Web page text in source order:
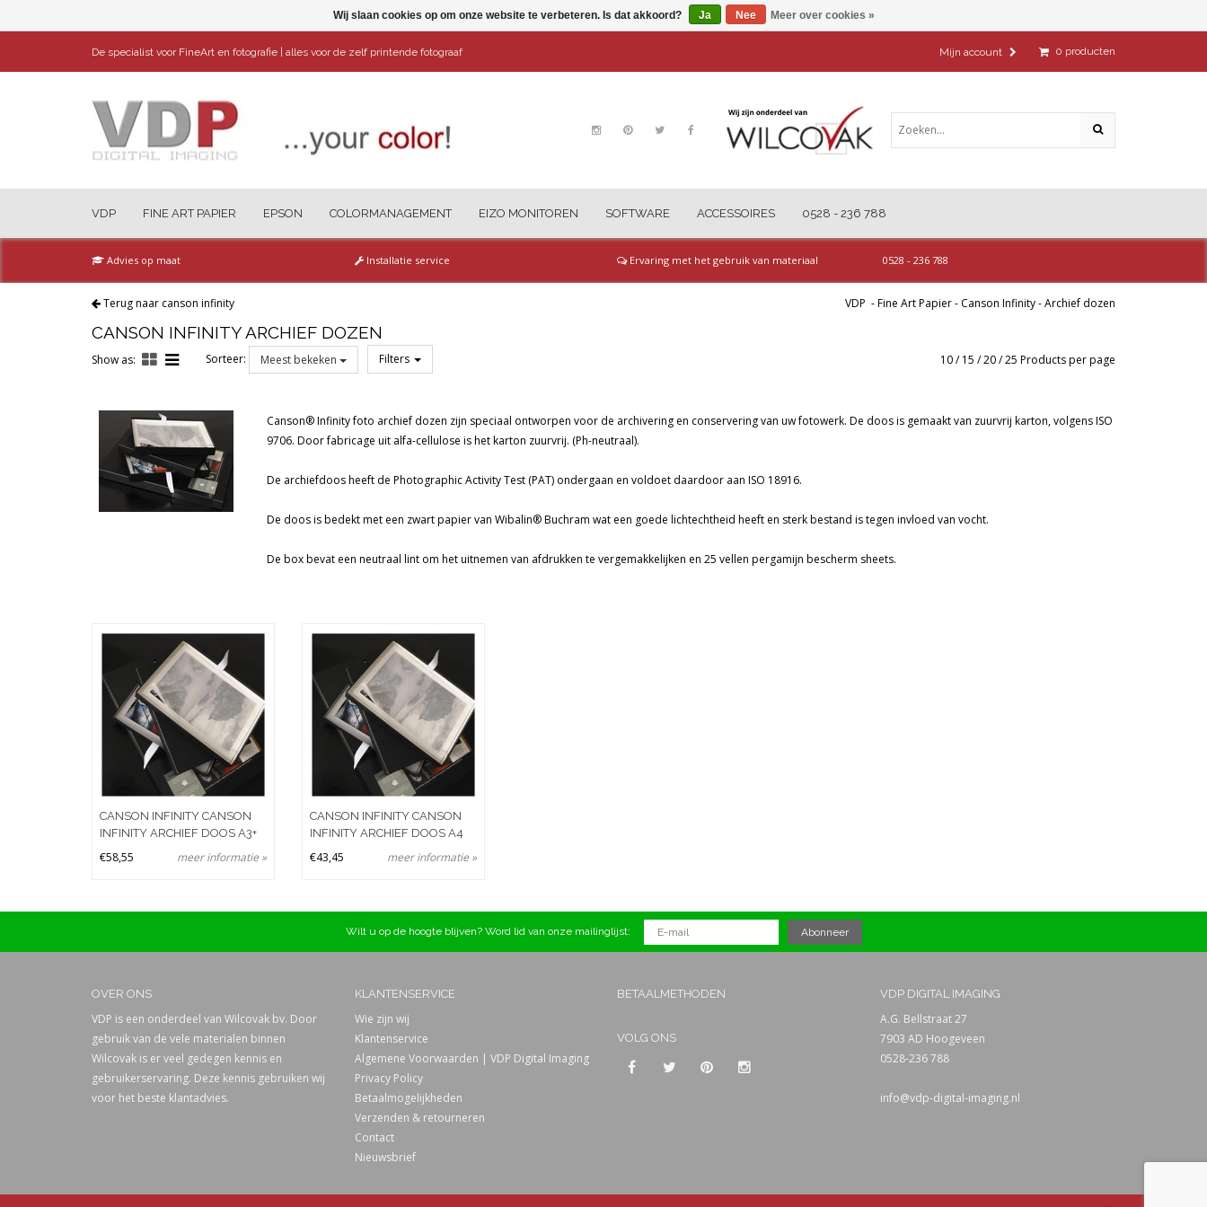
De specialist voor FineArt en fotografie | alles voor de zelf printende fotograaf 0 producten
Mijn account
VDP FINE ART PAPIER EPSON COLORMANAGEMENT EIZO MONITOREN SOFTWARE ACCESSOIRES 0528 - 236 788
Advies op maat Installatie service Ervaring met het gebruik van materiaal 0528 - 236 788
Terug naar canson infinity VDP -Fine Art Papier- Canson Infinity-Archief dozen
CANSON INFINITY ARCHIEF DOZEN
10/15 /20/25 Products per page
Show as: Sorteer: Meest bekeken Filters
Merken
Prijs
Canson® Infinity foto archief dozen zijn speciaal ontworpen voor de archivering en conservering van uw fotowerk. De doos is gemaakt van zuurvrij karton, volgens ISO
9706. Door fabricage uit alfa-cellulose is het karton zuurvrij. (Ph-neutraal).
De archiefdoos heeft de Photographic Activity Test (PAT) ondergaan en voldoet daardoor aan ISO 18916.
De doos is bedekt met een zwart papier van Wibalin® Buchram wat een goede lichtechtheid heeft en sterk bestand is tegen invloed van vocht.
De box bevat een neutraal lint om het uitnemen van afdrukken te vergemakkelijken en 25 vellen pergamijn bescherm sheets.
CANSON INFINITY CANSON
INFINITY ARCHIEF DOOS A3+
€58,55 meer informatie »
CANSON INFINITY CANSON
INFINITY ARCHIEF DOOS A4
€43,45 meer informatie »
Wilt u op de hoogte blijven? Word lid van onze mailinglijst:
OVER ONS
VDP is een onderdeel van Wilcovak bv. Door
gebruik van de vele materialen binnen
Wilcovak is er veel gedegen kennis en
gebruikerservaring. Deze kennis gebruiken wij
voor het beste klantadvies.
KLANTENSERVICE
Wie zijn wij
Klantenservice
Algemene Voorwaarden | VDP Digital Imaging
Privacy Policy
Betaalmogelijkheden
Verzenden & retourneren
Contact
Nieuwsbrief
BETAALMETHODEN
VOLG ONS
VDP DIGITAL IMAGING
A.G. Bellstraat 27
7903 AD Hoogeveen
0528-236 788
info@vdp-digital-imaging.nl
Wij slaan cookies op om onze website te verbeteren. Is dat akkoord? Ja Nee Meer over cookies »